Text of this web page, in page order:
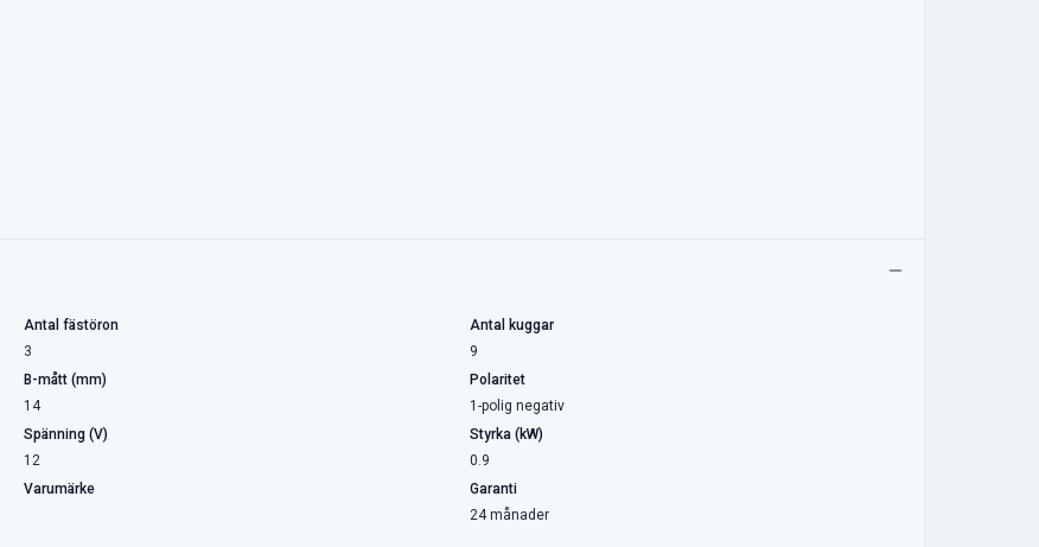
Antal fästöron
3
Antal kuggar
9
B-mått (mm)
14
Polaritet
1-polig negativ
Spänning (V)
12
Styrka (kW)
0.9
Varumärke
Garanti
24 månader